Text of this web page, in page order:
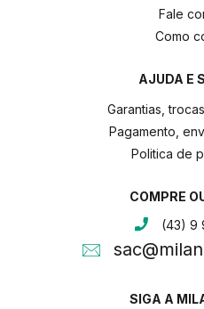
Fale
Como
AJUDA E
Garantias,
Pagamento,
Politica de
COMPRE
(43) 9
SIGA A